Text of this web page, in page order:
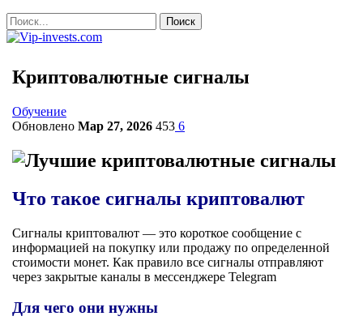
Криптовалютные сигналы
Обучение
Обновлено Мар 27, 2026 453 6
Что такое сигналы криптовалют
Сигналы криптовалют — это короткое сообщение с
информацией на покупку или продажу по определенной
стоимости монет. Как правило все сигналы отправляют
через закрытые каналы в мессенджере Telegram
Для чего они нужны